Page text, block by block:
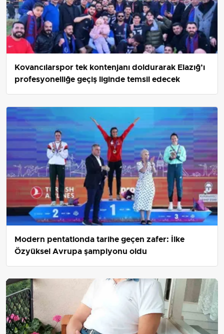
Kovancılarspor tek kontenjanı doldurarak Elazığ’ı
profesyonelliğe geçiş liginde temsil edecek
Modern pentatlonda tarihe geçen zafer: İlke
Özyüksel Avrupa şampiyonu oldu